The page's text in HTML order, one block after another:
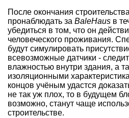
После окончания
пронаблюдать за BaleHaus в
убедиться в том, что он
человеческого проживания.
будут симулировать
всевозможные датчики -
влажностью внутри здания, а
изоляционными
концов учёным удастся
не так уж плох, то в будущем
возможно, станут чаще
строительстве.